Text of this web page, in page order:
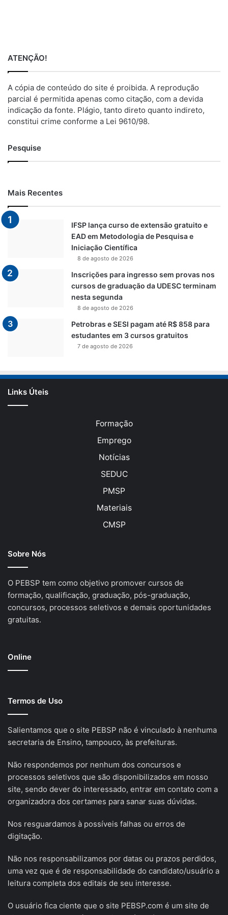
ATENÇÃO!
A cópia de conteúdo do site é proibida. A reprodução
parcial é permitida apenas como citação, com a devida
indicação da fonte. Plágio, tanto direto quanto indireto,
constitui crime conforme a Lei 9610/98.
Pesquise
Mais Recentes
IFSP lança curso de extensão gratuito e
EAD em Metodologia de Pesquisa e
Iniciação Científica
8 de agosto de 2026
Inscrições para ingresso sem provas nos
cursos de graduação da UDESC terminam
nesta segunda
8 de agosto de 2026
Petrobras e SESI pagam até R$ 858 para
estudantes em 3 cursos gratuitos
7 de agosto de 2026
Links Úteis
Formação
Emprego
Notícias
SEDUC
PMSP
Materiais
CMSP
Sobre Nós
O PEBSP tem como objetivo promover cursos de
formação, qualificação, graduação, pós-graduação,
concursos, processos seletivos e demais oportunidades
gratuitas.
Online
Termos de Uso
Salientamos que o site PEBSP não é vinculado à nenhuma
secretaria de Ensino, tampouco, às prefeituras.
Não respondemos por nenhum dos concursos e
processos seletivos que são disponibilizados em nosso
site, sendo dever do interessado, entrar em contato com a
organizadora dos certames para sanar suas dúvidas.
Nos resguardamos à possíveis falhas ou erros de
digitação.
Não nos responsabilizamos por datas ou prazos perdidos,
uma vez que é de responsabilidade do candidato/usuário a
leitura completa dos editais de seu interesse.
O usuário fica ciente que o site PEBSP.com é um site de